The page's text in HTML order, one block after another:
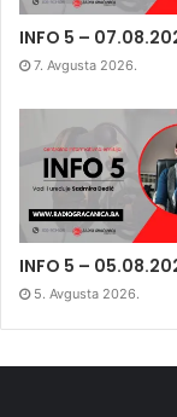
INFO 5 –
7. Avgusta 2026.
INFO 5 –
5. Avgusta 2026.